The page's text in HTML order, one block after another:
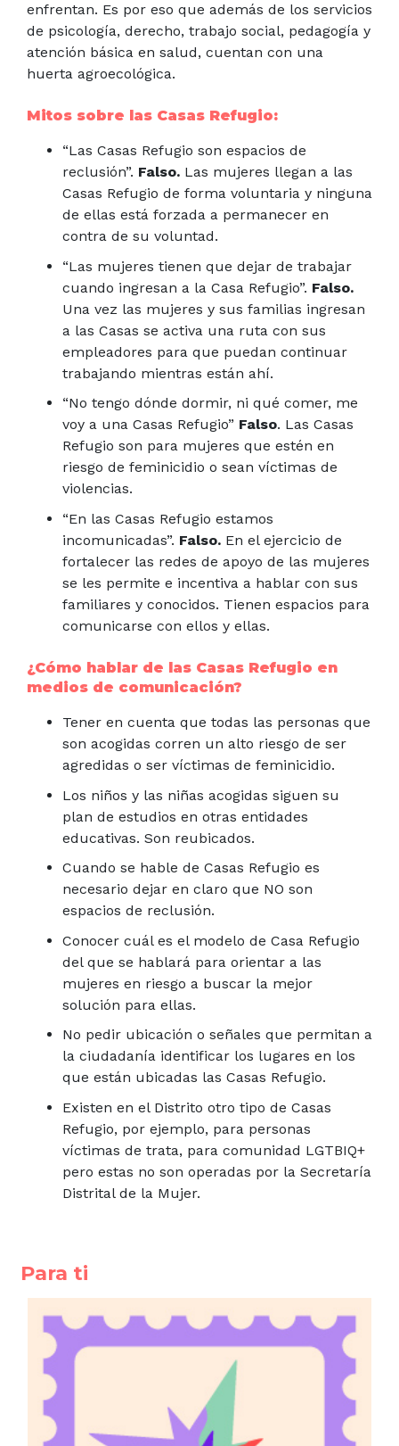
enfrentan. Es por eso que además de los servicios
de psicología, derecho, trabajo social, pedagogía y
atención básica en salud, cuentan con una
huerta agroecológica.
Mitos sobre las Casas Refugio:
“Las Casas Refugio son espacios de
reclusión”. Falso. Las mujeres llegan a las
Casas Refugio de forma voluntaria y ninguna
de ellas está forzada a permanecer en
contra de su voluntad.
“Las mujeres tienen que dejar de trabajar
cuando ingresan a la Casa Refugio”. Falso.
Una vez las mujeres y sus familias ingresan
a las Casas se activa una ruta con sus
empleadores para que puedan continuar
trabajando mientras están ahí.
“No tengo dónde dormir, ni qué comer, me
voy a una Casas Refugio” Falso. Las Casas
Refugio son para mujeres que estén en
riesgo de feminicidio o sean víctimas de
violencias.
“En las Casas Refugio estamos
incomunicadas”. Falso. En el ejercicio de
fortalecer las redes de apoyo de las mujeres
se les permite e incentiva a hablar con sus
familiares y conocidos. Tienen espacios para
comunicarse con ellos y ellas.
¿Cómo hablar de las Casas Refugio en
medios de comunicación?
Tener en cuenta que todas las personas que
son acogidas corren un alto riesgo de ser
agredidas o ser víctimas de feminicidio.
Los niños y las niñas acogidas siguen su
plan de estudios en otras entidades
educativas. Son reubicados.
Cuando se hable de Casas Refugio es
necesario dejar en claro que NO son
espacios de reclusión.
Conocer cuál es el modelo de Casa Refugio
del que se hablará para orientar a las
mujeres en riesgo a buscar la mejor
solución para ellas.
No pedir ubicación o señales que permitan a
la ciudadanía identificar los lugares en los
que están ubicadas las Casas Refugio.
Existen en el Distrito otro tipo de Casas
Refugio, por ejemplo, para personas
víctimas de trata, para comunidad LGTBIQ+
pero estas no son operadas por la Secretaría
Distrital de la Mujer.
Para ti